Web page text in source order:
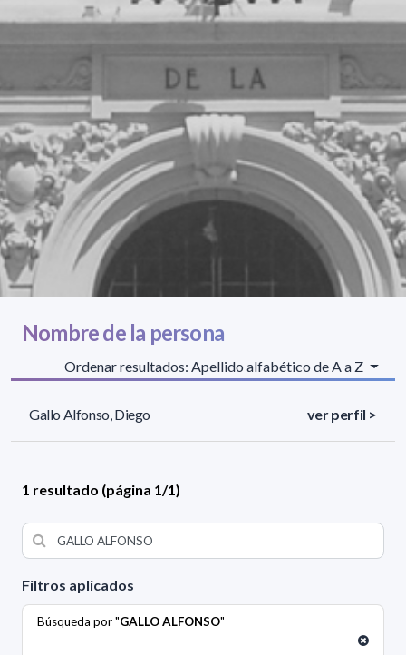
Filtros aplicados
Búsqueda por "GALLO ALFONSO"
Nombre de la persona
Ordenar resultados: Apellido alfabético de A a Z
Gallo Alfonso, Diego ver perfil >
1 resultado (página 1/1)